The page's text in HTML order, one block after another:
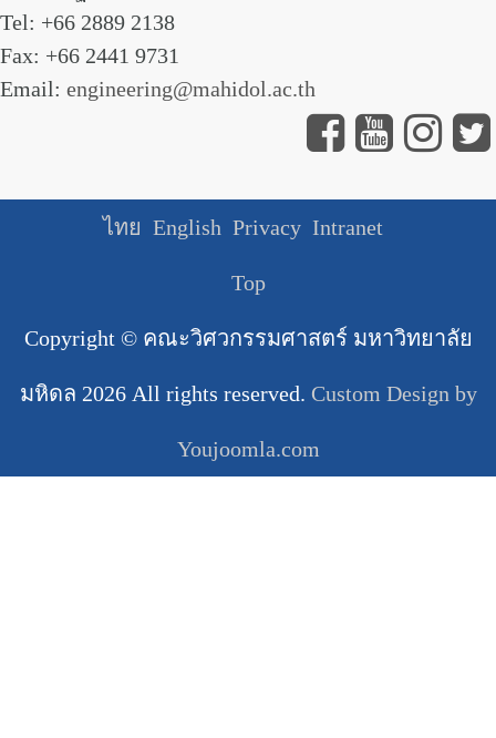
Tel: +66 2889 2138
Fax: +66 2441 9731
Email: engineering@mahidol.ac.th
ไทย English Privacy Intranet
Top
Copyright © คณะวิศวกรรมศาสตร์ มหาวิทยาลัย
มหิดล 2026 All rights reserved. Custom Design by
Youjoomla.com